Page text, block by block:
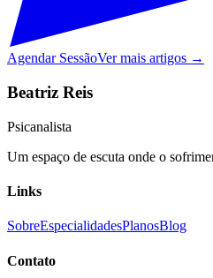
Agendar SessãoVer mais artigos →
Beatriz Reis
Psicanalista
Um espaço de escuta onde o
Links
SobreEspecialidadesPlanosBlog
Contato